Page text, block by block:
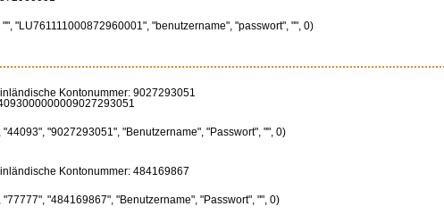
"LU761111000872960001", "benutzername", "passwort", "", 0)
Kontonummer: 9027293051
"9027293051", "Benutzername", "Passwort", "", 0)
Kontonummer: 484169867
"484169867", "Benutzername", "Passwort", "", 0)